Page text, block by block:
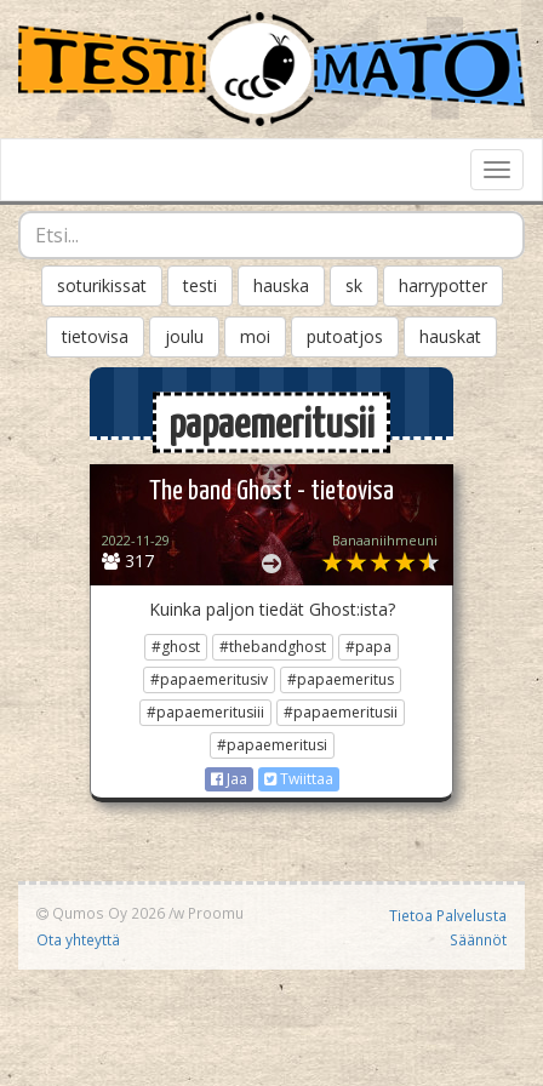
soturikissat testi hauska sk harrypotter
tietovisa joulu moi putoatjos hauskat
papaemeritusii
The band Ghost - tietovisa
317
2022-11-29 Banaaniihmeuni
Kuinka paljon tiedät Ghost:ista?
#ghost #thebandghost
#papa
#papaemeritusiv
#papaemeritus
#papaemeritusiii
#papaemeritusii
#papaemeritusi
Jaa
Twiittaa
Qumos Oy 2026/w Proomu
Ota yhteyttä
Tietoa Palvelusta
Säännöt